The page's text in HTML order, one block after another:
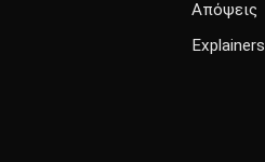
Απόψεις
Explainers